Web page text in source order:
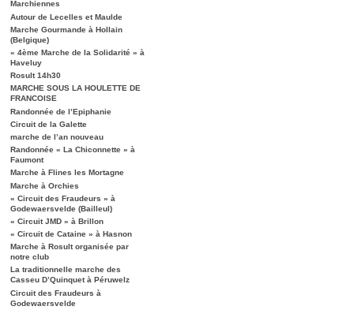
Marchiennes
Autour de Lecelles et Maulde
Marche Gourmande à Hollain
(Belgique)
« 4ème Marche de la Solidarité » à
Haveluy
Rosult 14h30
MARCHE SOUS LA HOULETTE DE
FRANCOISE
Randonnée de l’Epiphanie
Circuit de la Galette
marche de l’an nouveau
Randonnée « La Chiconnette » à
Faumont
Marche à Flines les Mortagne
Marche à Orchies
« Circuit des Fraudeurs » à
Godewaersvelde (Bailleul)
« Circuit JMD » à Brillon
« Circuit de Cataine » à Hasnon
Marche à Rosult organisée par
notre club
La traditionnelle marche des
Casseu D’Quinquet à Péruwelz
Circuit des Fraudeurs à
Godewaersvelde